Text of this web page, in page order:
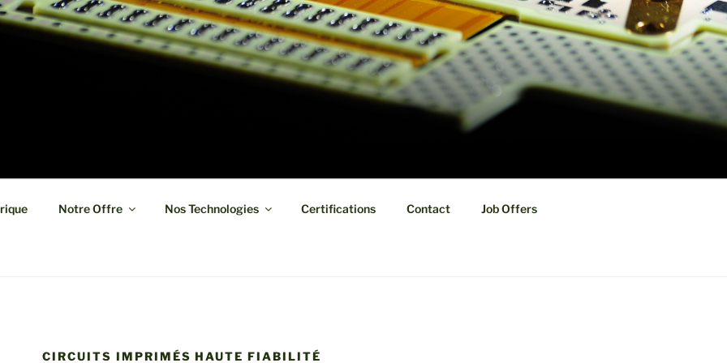
Notre Offre Nos Technologies Certifications Contact Job Offers
CIRCUITS IMPRIMÉS HAUTE FIABILITÉ